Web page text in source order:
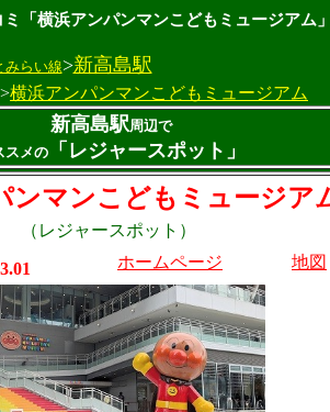
「横浜アンパンマンこどもミュージアム
みらい線>新高島駅
>横浜アンパンマンこどもミュージアム
新高島駅周辺で
スメの
「レジャースポット」
ンマンこどもミュージア
（レジャースポット）
3.01 ホームページ 地図